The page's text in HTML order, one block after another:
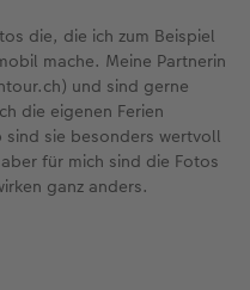
die, die ich zum Beispiel
mache. Meine Partnerin
und sind gerne
die eigenen Ferien
sie besonders wertvoll
für mich sind die Fotos
ganz anders.